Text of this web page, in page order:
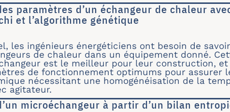
paramètres d’un échangeur de chaleur
et l’algorithme génétique
les ingénieurs énergéticiens ont besoin de
de chaleur dans un équipement donné.
est le meilleur pour leur construction, et
de fonctionnement optimums pour assurer
nécessitant une homogénéisation de la
agitateur.
microéchangeur à partir d’un bilan